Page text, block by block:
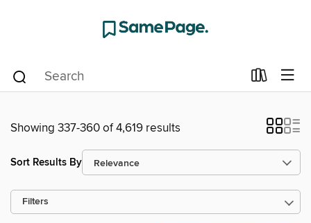
Showing 337-360 of 4,619 results
Sort Results By
Filters